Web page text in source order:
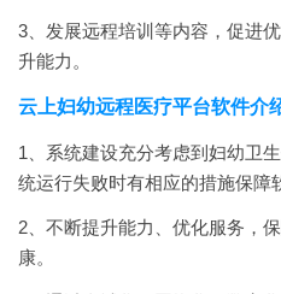
3、发展远程培训等内容，促进
升能力。
云上妇幼远程医疗平台软件介
1、系统建设充分考虑到妇幼卫
统运行失败时有相应的措施保障
2、不断提升能力、优化服务，
康。